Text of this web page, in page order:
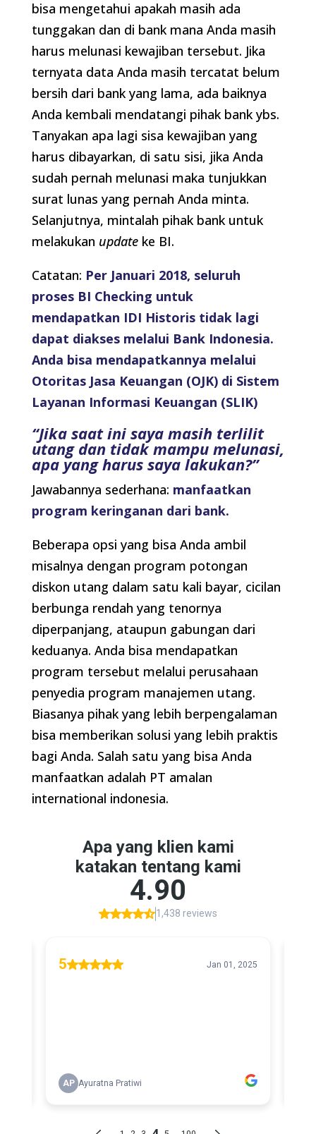
bisa mengetahui apakah masih ada
tunggakan dan di bank mana Anda masih
harus melunasi kewajiban tersebut. Jika
ternyata data Anda masih tercatat belum
bersih dari bank yang lama, ada baiknya
Anda kembali mendatangi pihak bank ybs.
Tanyakan apa lagi sisa kewajiban yang
harus dibayarkan, di satu sisi, jika Anda
sudah pernah melunasi maka tunjukkan
surat lunas yang pernah Anda minta.
Selanjutnya, mintalah pihak bank untuk
melakukan update ke BI.
Catatan: Per Januari 2018, seluruh
proses BI Checking untuk
mendapatkan IDI Historis tidak lagi
dapat diakses melalui Bank Indonesia.
Anda bisa mendapatkannya melalui
Otoritas Jasa Keuangan (OJK) di Sistem
Layanan Informasi Keuangan (SLIK)
“Jika saat ini saya masih terlilit
utang dan tidak mampu melunasi,
apa yang harus saya lakukan?”
Jawabannya sederhana: manfaatkan
program keringanan dari bank.
Beberapa opsi yang bisa Anda ambil
misalnya dengan program potongan
diskon utang dalam satu kali bayar, cicilan
berbunga rendah yang tenornya
diperpanjang, ataupun gabungan dari
keduanya. Anda bisa mendapatkan
program tersebut melalui perusahaan
penyedia program manajemen utang.
Biasanya pihak yang lebih berpengalaman
bisa memberikan solusi yang lebih praktis
bagi Anda. Salah satu yang bisa Anda
manfaatkan adalah PT amalan
international indonesia.